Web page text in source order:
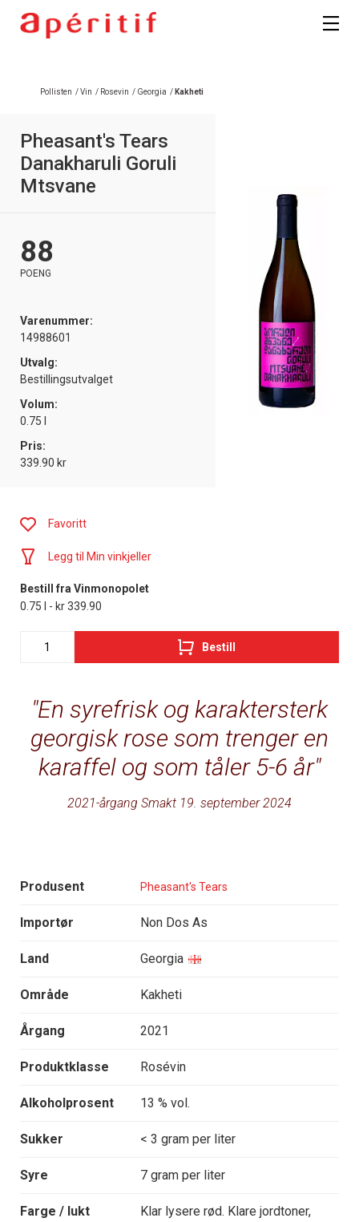
Pollisten /Vin / Rosevin / Georgia / Kakheti
Pheasant's Tears
Danakharuli Goruli
Mtsvane
88
POENG
Varenummer:
14988601
Utvalg:
Bestillingsutvalget
Volum:
0.75 l
Pris:
339.90 kr
En syrefrisk og karaktersterk
georgisk rose som trenger en
karaffel og som tåler 5-6 år
2021-årgang Smakt 19. september 2024
Produsent Pheasant's Tears
Importør Non Dos As
Land Georgia
Område Kakheti
Årgang 2021
Produktklasse Rosévin
Alkoholprosent 13 % vol.
Sukker < 3 gram per liter
Syre 7 gram per liter
Farge / lukt
Klar lysere rød. Klare jordtoner,
Favoritt
Legg til Min vinkjeller
Bestill fra Vinmonopolet
0.75 l - kr 339.90
Bestill